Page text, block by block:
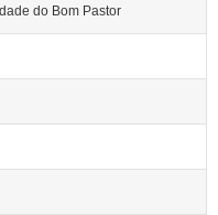
do Bom Pastor